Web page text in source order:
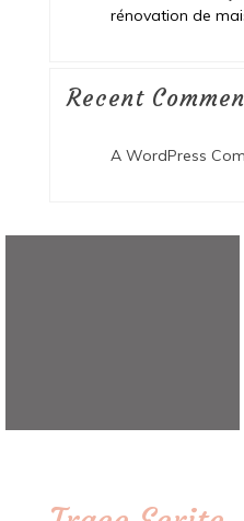
rénovation de
Recent
A WordPress